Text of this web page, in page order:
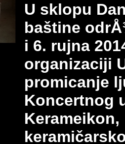
U sklopu
baštine
i 6. rujna
organizaciji
promicanje
Koncertnog
Kerameikon,